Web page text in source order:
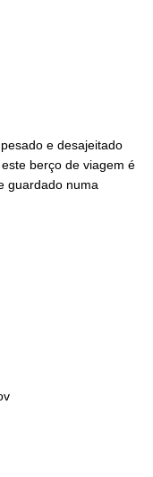
e desajeitado
berço de viagem é
guardado numa